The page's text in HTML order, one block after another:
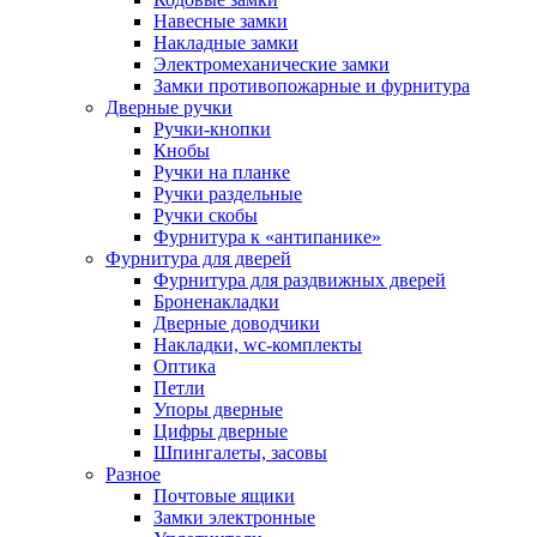
Навесные замки
Накладные замки
Электромеханические замки
Замки противопожарные и фурнитура
Дверные ручки
Ручки-кнопки
Кнобы
Ручки на планке
Ручки раздельные
Ручки скобы
Фурнитура к «антипанике»
Фурнитура для дверей
Фурнитура для раздвижных дверей
Броненакладки
Дверные доводчики
Накладки, wc-комплекты
Оптика
Петли
Упоры дверные
Цифры дверные
Шпингалеты, засовы
Разное
Почтовые ящики
Замки электронные